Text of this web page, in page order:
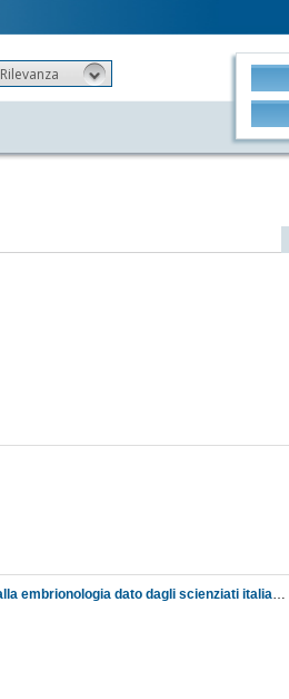
Rilevanza
Il contributo alla zoologia, alla anatomia comparata e alla embrionologia dato dagli scienziati italiani a congresso dal 1839 al 1847